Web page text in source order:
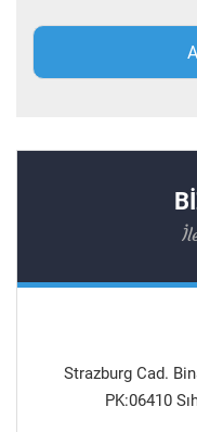
Strazburg Cad.
PK:06410